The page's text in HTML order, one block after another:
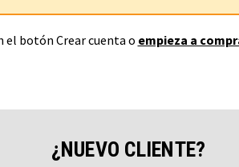
el botón Crear cuenta o empieza a
¿NUEVO CLIENTE?